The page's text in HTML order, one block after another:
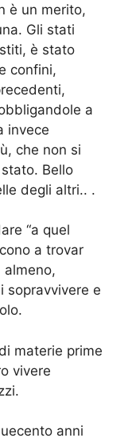
è un merito,
Gli stati
è stato
confini,
a
invece
che non si
Bello
degli altri.. .
“a quel
a trovar
almeno,
sopravvivere e
materie prime
vivere
anni